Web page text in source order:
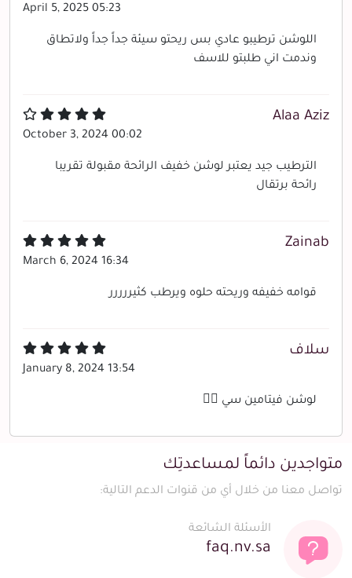
April 5, 2025 05:23
اللوشن ترطيبو عادي بس ريحتو سيئة جداً جداً ولاتطاق
وندمت اني طلبتو للاسف
Alaa Aziz
October 3, 2024 00:02
الترطيب جيد يعتبر لوشن خفيف الرائحة مقبولة تقريبا
رائحة برتقال
Zainab
March 6, 2024 16:34
قوامه خفيفه وريحته حلوه ويرطب كثيررررر
سلاف
January 8, 2024 13:54
لوشن فيتامين سي 👍🏻
متواجدين دائماً لمساعدتِك
تواصل معنا من خلال أي من قنوات الدعم التالية:
الأسئلة الشائعة
faq.nv.sa